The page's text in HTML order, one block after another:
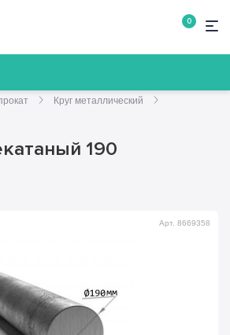
0
Круг металлический
190
Арт. 8669358